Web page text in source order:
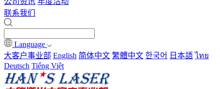
联系我们
Language
大客户事业部 English 简体中文 繁體中文 한국어 日本語 ไทย
Deutsch Tiếng Việt